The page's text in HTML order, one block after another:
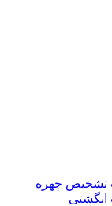
تشخیص چهره
انگشتی